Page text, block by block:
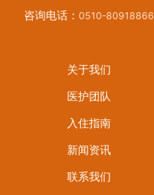
咨询电话： 0510-80918866
关于我们
医护团队
入住指南
新闻资讯
联系我们